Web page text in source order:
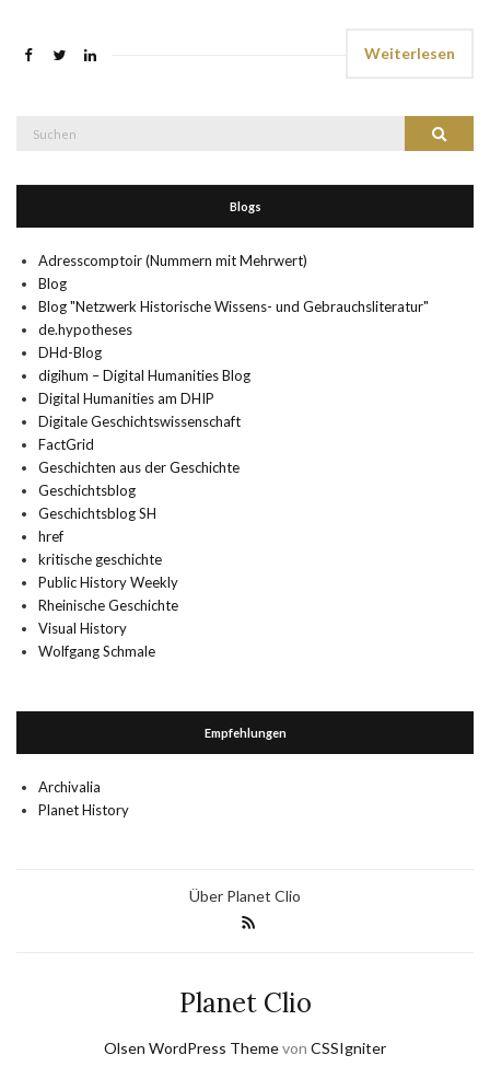
Weiterlesen
Suchen
Blogs
Adresscomptoir (Nummern mit Mehrwert)
Blog
Blog "Netzwerk Historische Wissens- und Gebrauchsliteratur"
de.hypotheses
DHd-Blog
digihum – Digital Humanities Blog
Digital Humanities am DHIP
Digitale Geschichtswissenschaft
FactGrid
Geschichten aus der Geschichte
Geschichtsblog
Geschichtsblog SH
href
kritische geschichte
Public History Weekly
Rheinische Geschichte
Visual History
Wolfgang Schmale
Empfehlungen
Archivalia
Planet History
Über Planet Clio
Planet Clio
Olsen WordPress Themevon CSSIgniter